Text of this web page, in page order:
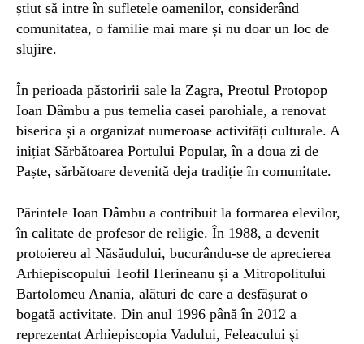
știut să intre în sufletele oamenilor, considerând
comunitatea, o familie mai mare și nu doar un loc de
slujire.
În perioada păstoririi sale la Zagra, Preotul Protopop
Ioan Dâmbu a pus temelia casei parohiale, a renovat
biserica și a organizat numeroase activități culturale. A
inițiat Sărbătoarea Portului Popular, în a doua zi de
Paște, sărbătoare devenită deja tradiție în comunitate.
Părintele Ioan Dâmbu a contribuit la formarea elevilor,
în calitate de profesor de religie. În 1988, a devenit
protoiereu al Năsăudului, bucurându-se de aprecierea
Arhiepiscopului Teofil Herineanu și a Mitropolitului
Bartolomeu Anania, alături de care a desfășurat o
bogată activitate. Din anul 1996 până în 2012 a
reprezentat Arhiepiscopia Vadului, Feleacului şi